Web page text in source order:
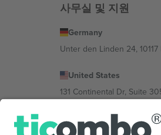
사무실 및 지원
Germany
Unter den Linden 24,
United States
131 Continental Dr, Suite
Bulgaria